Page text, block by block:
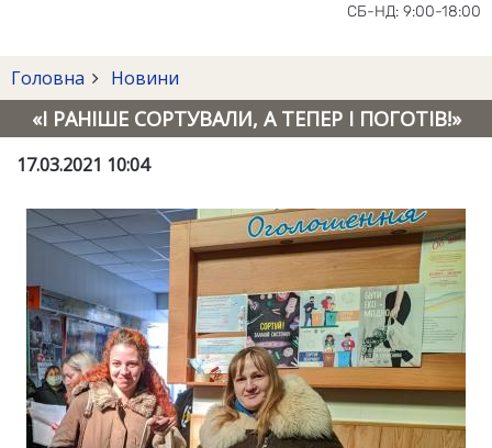
СБ-НД: 9:00-18:00
Головна Новини
«І РАНІШЕ СОРТУВАЛИ, А ТЕПЕР І ПОГОТІВ!»
17.03.2021 10:04